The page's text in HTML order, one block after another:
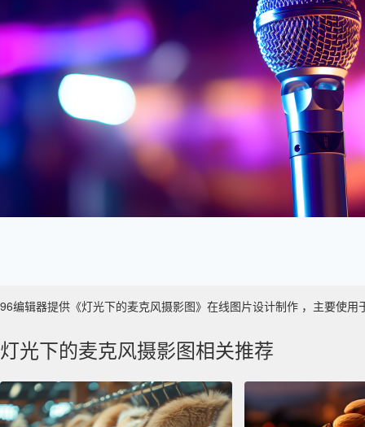
96编辑器提供《灯光下的麦克风摄影图》在线图片设计制作 ，主要使
灯光下的麦克风摄影图相关推荐